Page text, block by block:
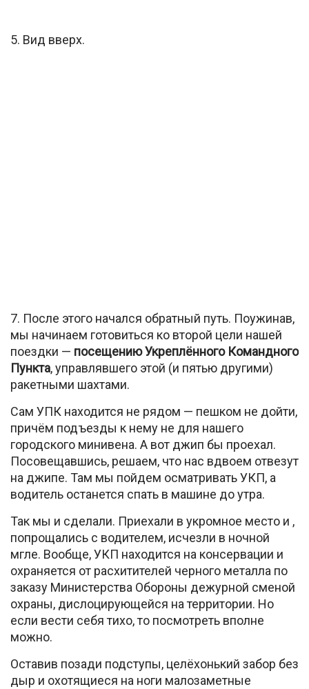
5. Вид вверх.
7. После этого начался обратный путь. Поужинав,
мы начинаем готовиться ко второй цели нашей
поездки — посещению Укреплённого Командного
Пункта, управлявшего этой (и пятью другими)
ракетными шахтами.
Сам УПК находится не рядом — пешком не дойти,
причём подъезды к нему не для нашего
городского минивена. А вот джип бы проехал.
Посовещавшись, решаем, что нас вдвоем отвезут
на джипе. Там мы пойдем осматривать УКП, а
водитель останется спать в машине до утра.
Так мы и сделали. Приехали в укромное место и ,
попрощались с водителем, исчезли в ночной
мгле. Вообще, УКП находится на консервации и
охраняется от расхитителей черного металла по
заказу Министерства Обороны дежурной сменой
охраны, дислоцирующейся на территории. Но
если вести себя тихо, то посмотреть вполне
можно.
Оставив позади подступы, целёхонький забор без
дыр и охотящиеся на ноги малозаметные